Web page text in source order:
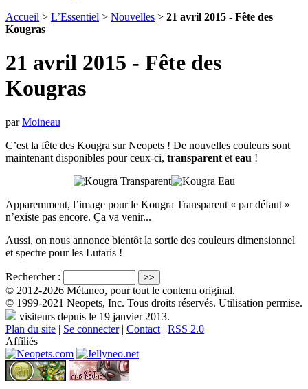
Accueil > L’Essentiel > Nouvelles > 21 avril 2015 - Fête des
Kougras
21 avril 2015 - Fête des
Kougras
parMoineau
C’est la fête des Kougra sur Neopets ! De nouvelles couleurs sont
maintenant disponibles pour ceux-ci, transparent et eau !
Apparemment, l’image pour le Kougra Transparent « par défaut »
n’existe pas encore. Ça va venir...
Aussi, on nous annonce bientôt la sortie des couleurs dimensionnel
et spectre pour les Lutaris !
Rechercher :
© 2012-2026 Métaneo, pour tout le contenu original.
© 1999-2021 Neopets, Inc. Tous droits réservés. Utilisation permise.
visiteurs depuis le 19 janvier 2013.
Plan du site | Se connecter| Contact | RSS 2.0
Affiliés